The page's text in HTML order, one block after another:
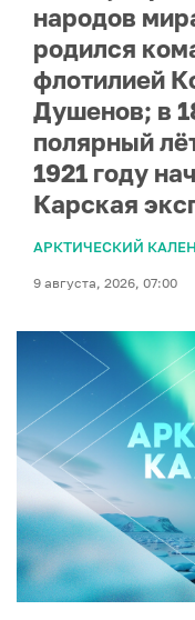
народов
родился
флотилией
Душенов; в
полярный
1921 году
Карская
АРКТИЧЕСКИЙ
9 августа, 2026, 07:00